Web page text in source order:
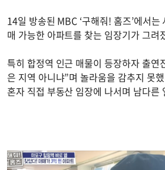
14일 방송된 MBC ‘구해줘! 홈즈’에서
매 가능한 아파트를 찾는 임장기가 그려
특히 합정역 인근 매물이 등장하자 출연
은 지역 아니냐”며 놀라움을 감추지 못
혼자 직접 부동산 임장에 나서며 남다른